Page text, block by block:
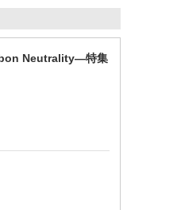
Neutrality—特集